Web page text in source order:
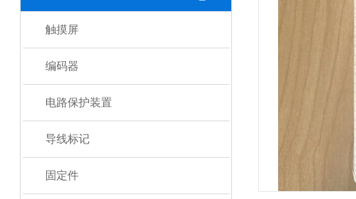
触摸屏
编码器
电路保护装置
导线标记
固定件